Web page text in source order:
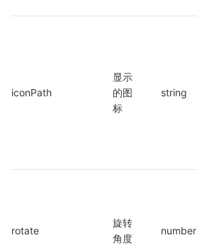
iconPath
显示
的图
标
string
rotate
旋转
角度
number